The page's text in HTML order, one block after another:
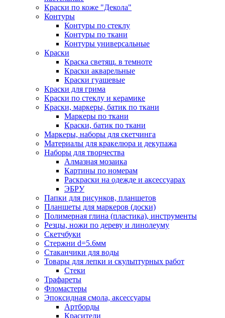
Краски по коже "Декола"
Контуры
Контуры по стеклу
Контуры по ткани
Контуры универсальные
Краски
Краска светящ. в темноте
Краски акварельные
Краски гуашевые
Краски для грима
Краски по стеклу и керамике
Краски, маркеры, батик по ткани
Маркеры по ткани
Краски, батик по ткани
Маркеры, наборы для скетчинга
Материалы для кракелюра и декупажа
Наборы для творчества
Алмазная мозаика
Картины по номерам
Раскраски на одежде и аксессуарах
ЭБРУ
Папки для рисунков, планшетов
Планшеты для маркеров (доски)
Полимерная глина (пластика), инструменты
Резцы, ножи по дереву и линолеуму
Скетчбуки
Стержни d=5.6мм
Стаканчики для воды
Товары для лепки и скульптурных работ
Стеки
Трафареты
Фломастеры
Эпоксидная смола, аксессуары
Артборды
Красители